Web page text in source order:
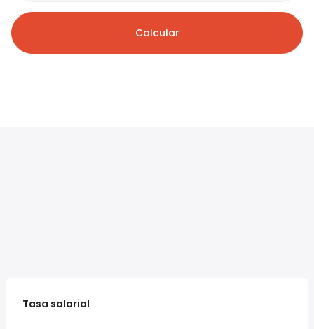
Calcular
Tasa salarial